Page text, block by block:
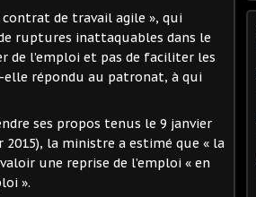
de travail agile », qui
ruptures inattaquables dans le
de l’emploi et pas de faciliter les
répondu au patronat, à qui
ses propos tenus le 9 janvier
2015), la ministre a estimé que « la
une reprise de l’emploi « en
».